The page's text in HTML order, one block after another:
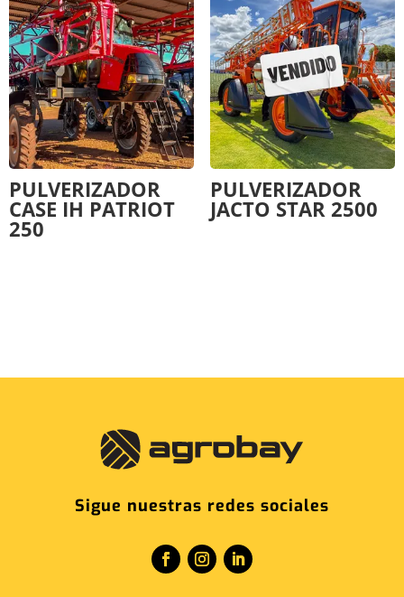
PULVERIZADOR
CASE IH PATRIOT
250
PULVERIZADOR
JACTO STAR 2500
Sigue nuestras redes sociales